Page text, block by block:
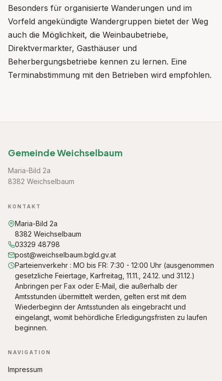
Besonders für organisierte Wanderungen und im
Vorfeld angekündigte Wandergruppen bietet der Weg
auch die Möglichkeit, die Weinbaubetriebe,
Direktvermarkter, Gasthäuser und
Beherbergungsbetriebe kennen zu lernen. Eine
Terminabstimmung mit den Betrieben wird empfohlen.
Gemeinde Weichselbaum
Maria-Bild 2a
8382 Weichselbaum
KONTAKT
Maria-Bild 2a
8382 Weichselbaum
03329 48798
post@weichselbaum.bgld.gv.at
Parteienverkehr : MO bis FR: 7:30 - 12:00 Uhr (ausgenommen
gesetzliche Feiertage, Karfreitag, 11.11., 24.12. und 31.12.)
Anbringen per Fax oder E‑Mail, die außerhalb der
Amtsstunden übermittelt werden, gelten erst mit dem
Wiederbeginn der Amtsstunden als eingebracht und
eingelangt, womit behördliche Erledigungsfristen zu laufen
beginnen.
NAVIGATION
Impressum